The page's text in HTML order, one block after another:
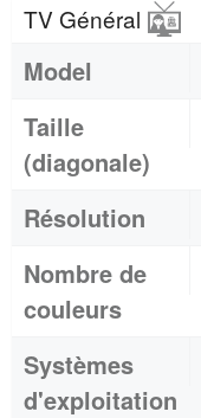
TV Général
Model
Taille
(diagonale)
Résolution
Nombre de
couleurs
Systèmes
d'exploitation